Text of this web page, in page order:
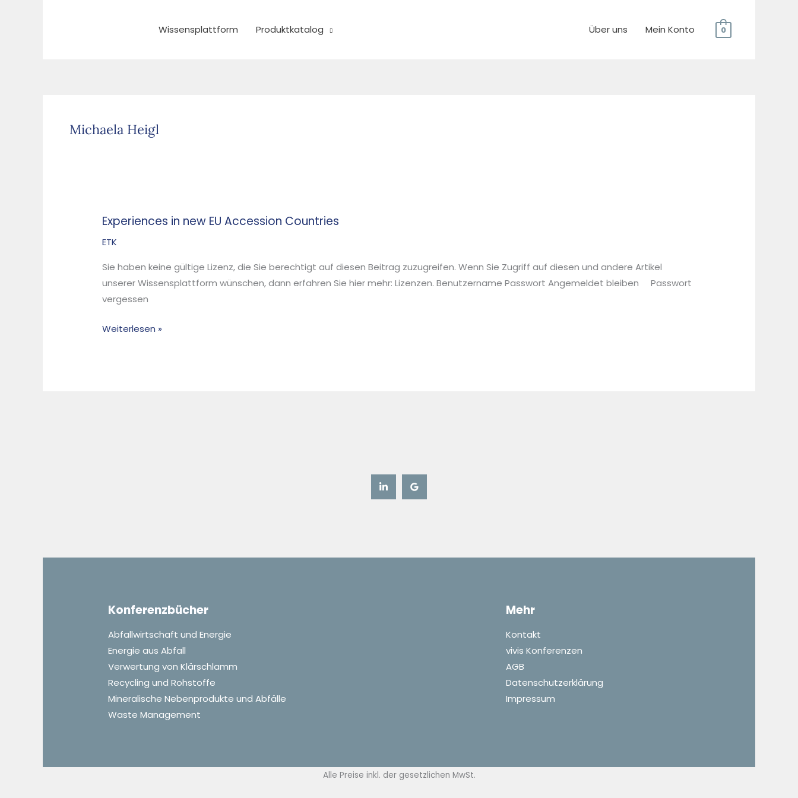
Wissensplattform Produktkatalog Über uns Mein Konto 0
Michaela Heigl
Experiences in new EU Accession Countries
ETK
Sie haben keine gültige Lizenz, die Sie berechtigt auf diesen Beitrag zuzugreifen. Wenn Sie Zugriff auf diesen und andere Artikel
unserer Wissensplattform wünschen, dann erfahren Sie hier mehr: Lizenzen. Benutzername Passwort Angemeldet bleiben Passwort
vergessen
Experiences
in
EU
Accession
Countries
Weiterlesen »
Konferenzbücher
Abfallwirtschaft und Energie
Energie aus Abfall
Verwertung von Klärschlamm
Recycling und Rohstoffe
Mineralische Nebenprodukte und Abfälle
Waste Management
Mehr
Kontakt
vivis Konferenzen
AGB
Datenschutzerklärung
Impressum
Alle Preise inkl. der gesetzlichen MwSt.